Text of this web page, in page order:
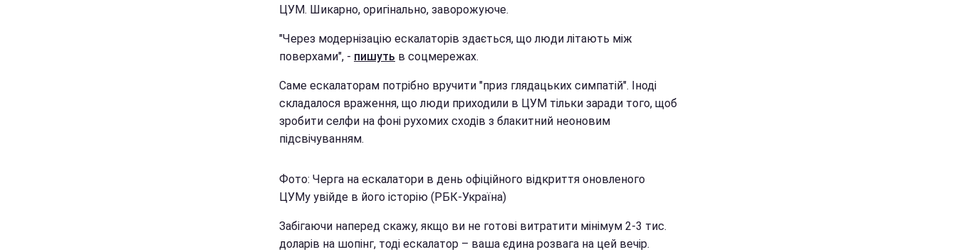
ЦУМ. Шикарно, оригінально, заворожуюче.
"Через модернізацію ескалаторів здається, що люди літають між
поверхами", - пишуть в соцмережах.
Саме ескалаторам потрібно вручити "приз глядацьких симпатій". Іноді
складалося враження, що люди приходили в ЦУМ тільки заради того, щоб
зробити селфи на фоні рухомих сходів з блакитний неоновим
підсвічуванням.
Фото: Черга на ескалатори в день офіційного відкриття оновленого
ЦУМу увійде в його історію (РБК-Україна)
Забігаючи наперед скажу, якщо ви не готові витратити мінімум 2-3 тис.
доларів на шопінг, тоді ескалатор – ваша єдина розвага на цей вечір.